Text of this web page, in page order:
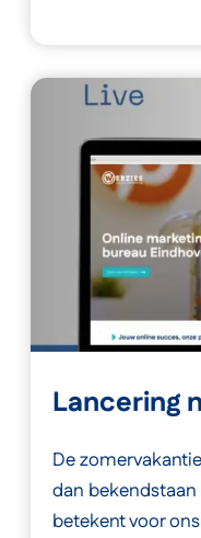
Lancering
De
dan
betekent voor